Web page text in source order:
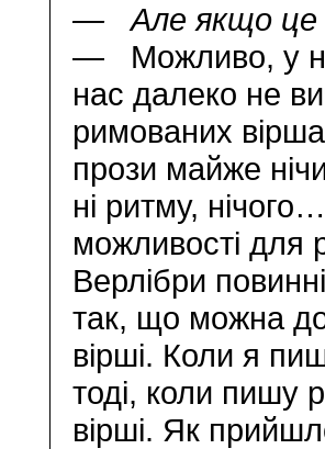
— Але якщо це
— Можливо, у
нас далеко не
римованих
прози майже
ні ритму,
можливості для
Верлібри
так, що можна
вірші. Коли я
тоді, коли пишу
вірші. Як